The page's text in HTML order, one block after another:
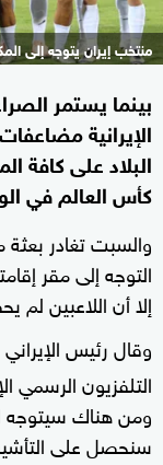
منتخب إيران يتوجه إلى
بينما يستمر
الإيرانية
البلاد على كافة
كأس العالم في
والسبت تغادر بعثة
إلا أن اللاعبين لم
وقال رئيس
التلفزيون الرسمي
ومن هناك سيتوجه
سنحصل على